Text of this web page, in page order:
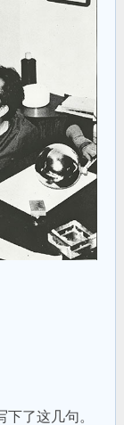
了这几句。